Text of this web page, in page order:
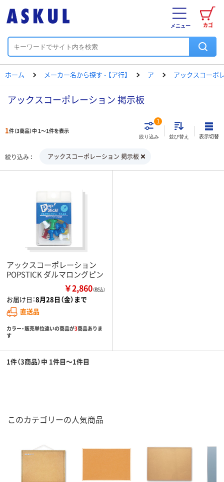
カゴ
メニュー
ホーム メーカー名から探す - 【ア行】 ア アックスコーポ
アックスコーポレーション 掲示板
1件（3商品）中 1～1件を表示
絞り込み
1
並び替え 表示切替
絞り込み アックスコーポレーション 掲示板
アックスコーポレーション
POPSTICK ダルマロングピン
￥2,860（税込）
お届け日：8月28日（金）まで
直送品
カラー・販売単位違いの商品が3商品ありま
す
1件（3商品）中 1件目～1件目
このカテゴリーの人気商品